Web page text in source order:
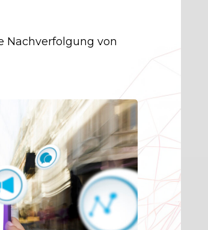
Nachverfolgung von